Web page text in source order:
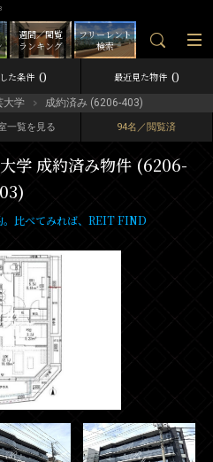
フリーレント
検索
週間／閲覧
ランキング
た条件 0 最近見た物件 0
大学 成約済み (6206-403)
一覧を見る 94名／閲覧済
学 成約済み物件 (6206-
比べてみれば、REIT FIND